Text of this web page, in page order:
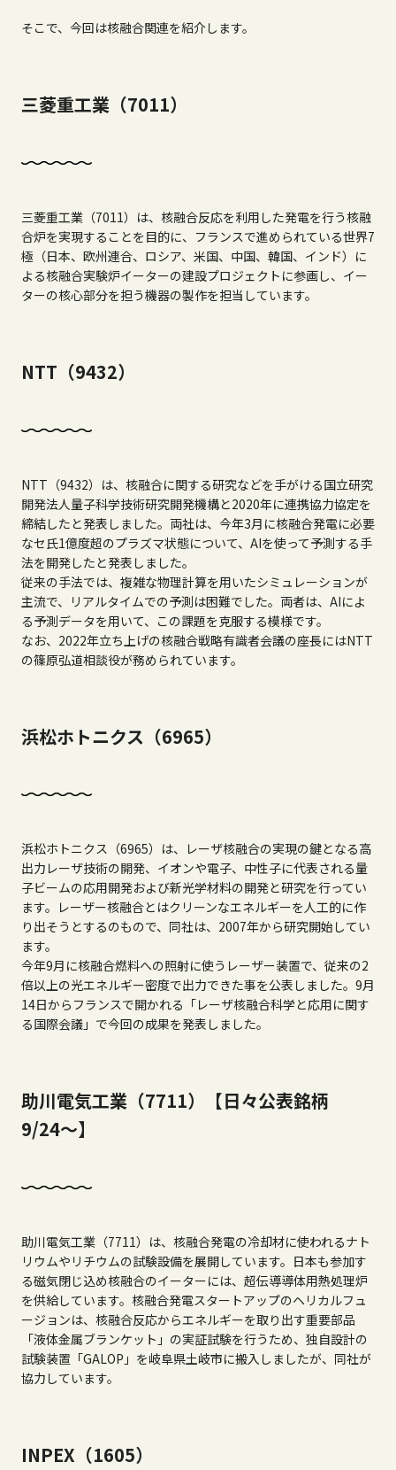
そこで、今回は核融合関連を紹介します。
三菱重工業（7011）
三菱重工業（7011）は、核融合反応を利用した発電を行う核融
合炉を実現することを目的に、フランスで進められている世界7
極（日本、欧州連合、ロシア、米国、中国、韓国、インド）に
よる核融合実験炉イーターの建設プロジェクトに参画し、イー
ターの核心部分を担う機器の製作を担当しています。
NTT（9432）
NTT（9432）は、核融合に関する研究などを手がける国立研究
開発法人量子科学技術研究開発機構と2020年に連携協力協定を
締結したと発表しました。両社は、今年3月に核融合発電に必要
なセ氏1億度超のプラズマ状態について、AIを使って予測する手
法を開発したと発表しました。
従来の手法では、複雑な物理計算を用いたシミュレーションが
主流で、リアルタイムでの予測は困難でした。両者は、AIによ
る予測データを用いて、この課題を克服する模様です。
なお、2022年立ち上げの核融合戦略有識者会議の座長にはNTT
の篠原弘道相談役が務められています。
浜松ホトニクス（6965）
浜松ホトニクス（6965）は、レーザ核融合の実現の鍵となる高
出力レーザ技術の開発、イオンや電子、中性子に代表される量
子ビームの応用開発および新光学材料の開発と研究を行ってい
ます。レーザー核融合とはクリーンなエネルギーを人工的に作
り出そうとするのもので、同社は、2007年から研究開始してい
ます。
今年9月に核融合燃料への照射に使うレーザー装置で、従来の2
倍以上の光エネルギー密度で出力できた事を公表しました。9月
14日からフランスで開かれる「レーザ核融合科学と応用に関す
る国際会議」で今回の成果を発表しました。
助川電気工業（7711）【日々公表銘柄
9/24～】
助川電気工業（7711）は、核融合発電の冷却材に使われるナト
リウムやリチウムの試験設備を展開しています。日本も参加す
る磁気閉じ込め核融合のイーターには、超伝導導体用熱処理炉
を供給しています。核融合発電スタートアップのヘリカルフュ
ージョンは、核融合反応からエネルギーを取り出す重要部品
「液体金属ブランケット」の実証試験を行うため、独自設計の
試験装置「GALOP」を岐阜県土岐市に搬入しましたが、同社が
協力しています。
INPEX（1605）